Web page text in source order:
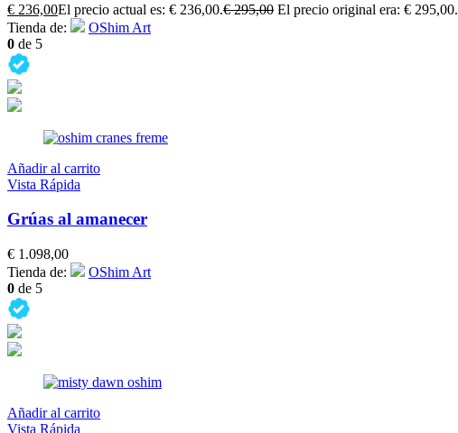
€ 236,00El precio actual es: € 236,00.€295,00 El precio original era: € 295,00.
Tienda de:
OShim Art
0 de 5
Añadir al carrito
Vista Rápida
Grúas al amanecer
€ 1.098,00
Tienda de:
OShim Art
0 de 5
Añadir al carrito
Vista Rápida